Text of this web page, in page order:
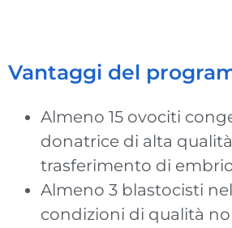
Vantaggi del
Almeno 15 ovociti
donatrice di alta qualità
trasferimento di
Almeno 3 blastocisti
condizioni di qualità